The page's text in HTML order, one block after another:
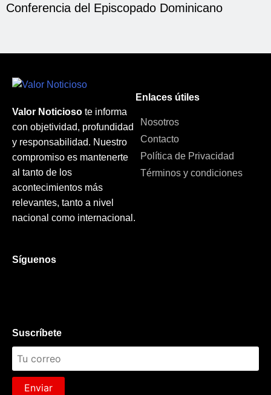
Conferencia del Episcopado Dominicano
Valor Noticioso te informa
con objetividad, profundidad
y responsabilidad. Nuestro
compromiso es mantenerte
al tanto de los
acontecimientos más
relevantes, tanto a nivel
nacional como internacional.
Enlaces útiles
Nosotros
Contacto
Política de Privacidad
Términos y condiciones
Síguenos
Suscríbete
Enviar